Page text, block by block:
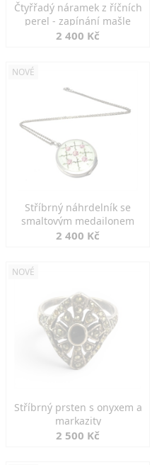
Čtyřřadý náramek z říčních
perel - zapínání mašle
2 400 Kč
NOVÉ
Stříbrný náhrdelník se
smaltovým medailonem
2 400 Kč
NOVÉ
Stříbrný prsten s onyxem a
markazity
2 500 Kč